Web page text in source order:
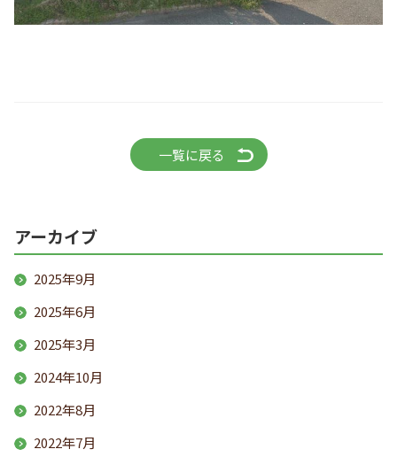
一覧に戻る
アーカイブ
2025年9月
2025年6月
2025年3月
2024年10月
2022年8月
2022年7月